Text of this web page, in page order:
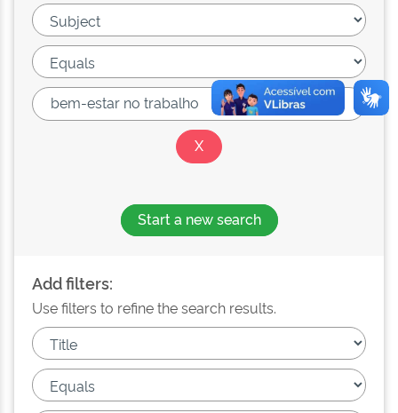
Start a new search
Add filters:
Use filters to refine the search results.